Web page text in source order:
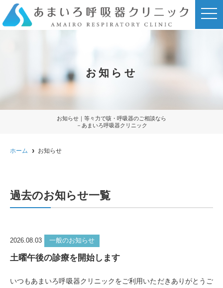
t
o
i
お知らせ
お知らせ｜等々力で咳・呼吸器のご相談なら
－あまいろ呼吸器クリニック
ホーム お知らせ
過去のお知らせ一覧
2026.08.03 一般のお知らせ
土曜午後の診療を開始します
いつもあまいろ呼吸器クリニックをご利用いただきありがとうご